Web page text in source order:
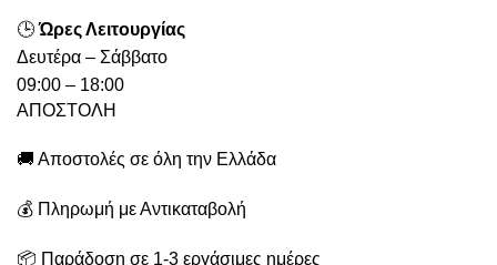
🕒Ώρες Λειτουργίας
Δευτέρα – Σάββατο
09:00 – 18:00
ΑΠΟΣΤΟΛΗ
🚚 Αποστολές σε όλη την Ελλάδα
💰 Πληρωμή με Αντικαταβολή
📦 Παράδοση σε 1-3 εργάσιμες ημέρες